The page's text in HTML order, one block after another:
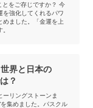
とをご存じですか？ 今
を強化してくれるパワ
めました。「金運を上
界と日本の
？
ーリングストーンま
集めました。パスクル